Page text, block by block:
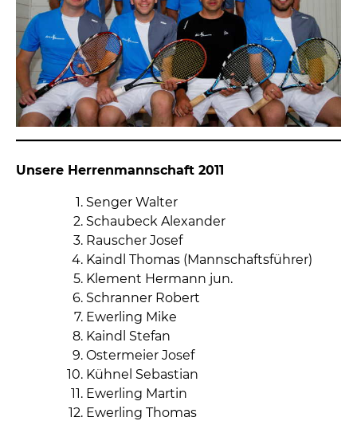
Unsere Herrenmannschaft 2011
Senger Walter
Schaubeck Alexander
Rauscher Josef
Kaindl Thomas (Mannschaftsführer)
Klement Hermann jun.
Schranner Robert
Ewerling Mike
Kaindl Stefan
Ostermeier Josef
Kühnel Sebastian
Ewerling Martin
Ewerling Thomas